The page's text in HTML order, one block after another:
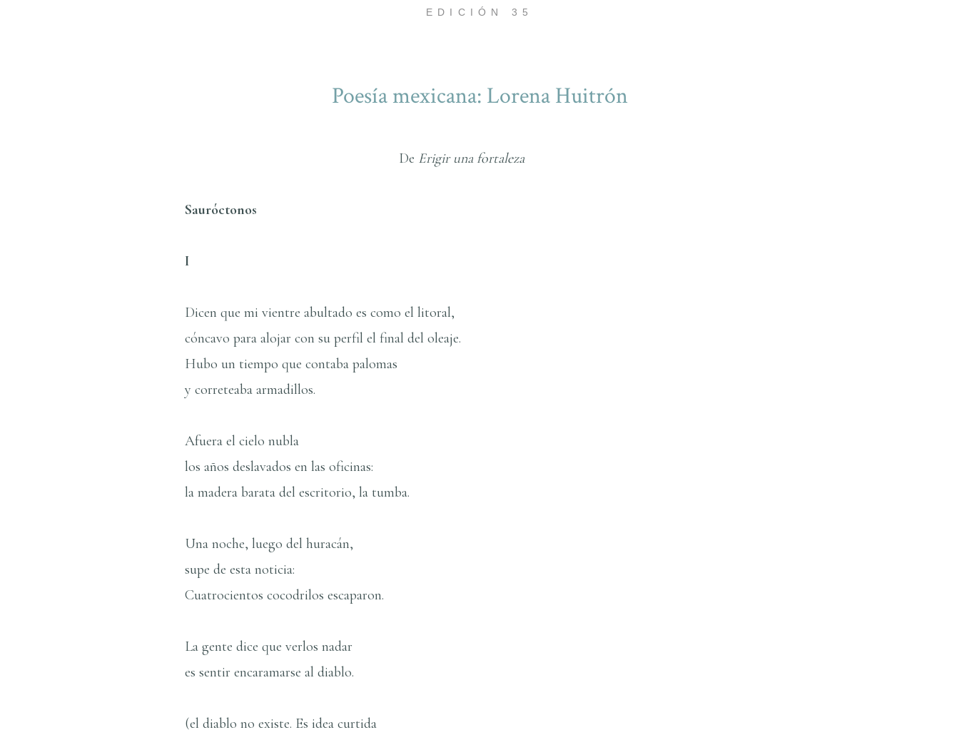
EDICIÓN 35
Poesí­a mexicana: Lorena Huitrón
De Erigir una fortaleza
Sauróctonos
I
Dicen que mi vientre abultado es como el litoral,
cóncavo para alojar con su perfil el final del oleaje.
Hubo un tiempo que contaba palomas
y correteaba armadillos.
Afuera el cielo nubla
los años deslavados en las oficinas:
la madera barata del escritorio, la tumba.
Una noche, luego del huracán,
supe de esta noticia:
Cuatrocientos cocodrilos escaparon.
La gente dice que verlos nadar
es sentir encaramarse al diablo.
(el diablo no existe. Es idea curtida